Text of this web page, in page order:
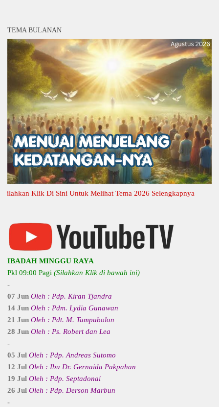
TEMA BULANAN
Klik Di Sini Untuk Melihat Tema 2026 Selengkapnya
IBADAH MINGGU RAYA
Pkl 09:00 Pagi (Silahkan Klik di bawah ini)
-
07 Jun Oleh : Pdp. Kiran Tjandra
14 Jun Oleh : Pdm. Lydia Gunawan
21 Jun Oleh : Pdt. M. Tampubolon
28 Jun Oleh : Ps. Robert dan Lea
-
05 Jul Oleh : Pdp. Andreas Sutomo
12 Jul Oleh : Ibu Dr. Gernaida Pakpahan
19 Jul Oleh : Pdp. Septadonai
26 Jul Oleh : Pdp. Derson Marbun
-